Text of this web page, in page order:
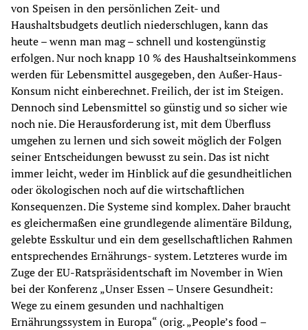
von Speisen in den persönlichen Zeit- und
Haushaltsbudgets deutlich niederschlugen, kann das
heute – wenn man mag – schnell und kostengünstig
erfolgen. Nur noch knapp 10 % des Haushaltseinkommens
werden für Lebensmittel ausgegeben, den Außer-Haus-
Konsum nicht einberechnet. Freilich, der ist im Steigen.
Dennoch sind Lebensmittel so günstig und so sicher wie
noch nie. Die Herausforderung ist, mit dem Überfluss
umgehen zu lernen und sich soweit möglich der Folgen
seiner Entscheidungen bewusst zu sein. Das ist nicht
immer leicht, weder im Hinblick auf die gesundheitlichen
oder ökologischen noch auf die wirtschaftlichen
Konsequenzen. Die Systeme sind komplex. Daher braucht
es gleichermaßen eine grundlegende alimentäre Bildung,
gelebte Esskultur und ein dem gesellschaftlichen Rahmen
entsprechendes Ernährungs- system. Letzteres wurde im
Zuge der EU-Ratspräsidentschaft im November in Wien
bei der Konferenz „Unser Essen – Unsere Gesundheit:
Wege zu einem gesunden und nachhaltigen
Ernährungssystem in Europa“ (orig. „People’s food –